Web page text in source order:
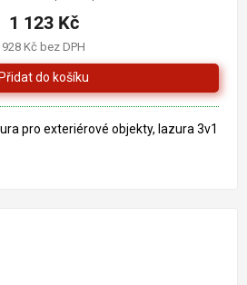
produktu
je
5,0
z
5
hvězdiček.
928 Kč bez DPH
1 123 Kč
pro exteriérové objekty, lazura 3v1